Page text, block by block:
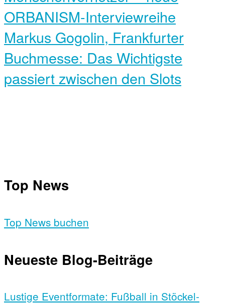
ORBANISM-Interviewreihe
Markus Gogolin, Frankfurter
Buchmesse: Das Wichtigste
passiert zwischen den Slots
Top News
Top News buchen
Neueste Blog-Beiträge
Lustige Event­formate: Fußball in Stöckel­